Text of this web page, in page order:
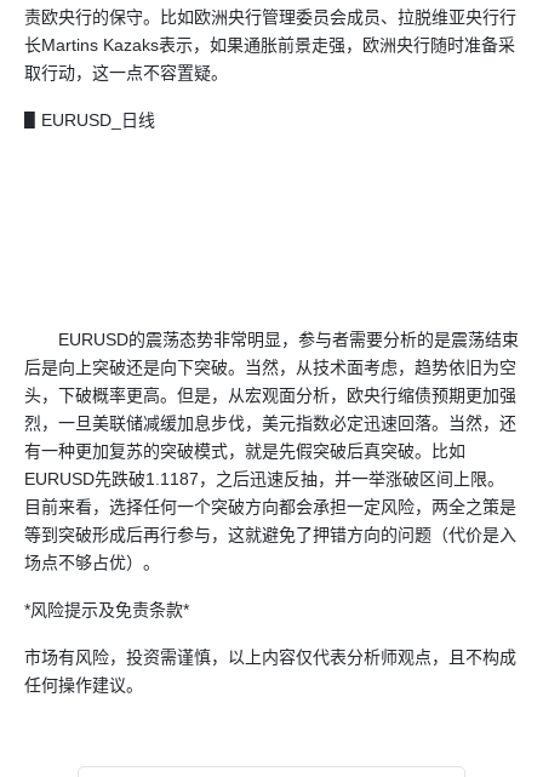
责欧央行的保守。比如欧洲央行管理委员会成员、拉脱维亚央行行
长Martins Kazaks表示，如果通胀前景走强，欧洲央行随时准备采
取行动，这一点不容置疑。
▋EURUSD_日线
EURUSD的震荡态势非常明显，参与者需要分析的是震荡结束
后是向上突破还是向下突破。当然，从技术面考虑，趋势依旧为空
头，下破概率更高。但是，从宏观面分析，欧央行缩债预期更加强
烈，一旦美联储减缓加息步伐，美元指数必定迅速回落。当然，还
有一种更加复苏的突破模式，就是先假突破后真突破。比如
EURUSD先跌破1.1187，之后迅速反抽，并一举涨破区间上限。
目前来看，选择任何一个突破方向都会承担一定风险，两全之策是
等到突破形成后再行参与，这就避免了押错方向的问题（代价是入
场点不够占优）。
*风险提示及免责条款*
市场有风险，投资需谨慎，以上内容仅代表分析师观点，且不构成
任何操作建议。